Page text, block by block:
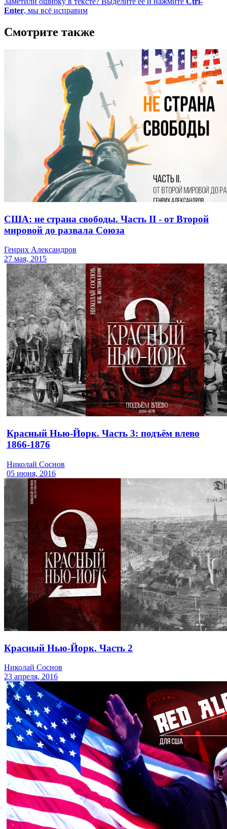
Enter, мы всё исправим
Смотрите также
США: не страна свободы. Часть II - от Второй
мировой до развала Союза
Генрих Александров
27 мая, 2015
Красный Нью-Йорк. Часть 3: подъём влево
1866-1876
Николай Соснов
05 июня, 2016
Красный Нью-Йорк. Часть 2
Николай Соснов
23 апреля, 2016